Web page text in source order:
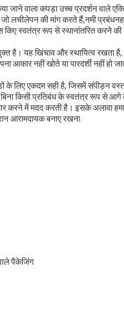
जाने वाला कपड़ा उच्च प्रदर्शन वाले
लचीलेपन की मांग करते हैं,नमी
स्वतंत्र रूप से स्थानांतरित करने की
है। यह खिंचाव और स्थायित्व
आकार नहीं खोते या पारदर्शी नहीं
के लिए एकदम सही है, जिसमें संपीड़न
किसी प्रतिबंध के स्वतंत्र रूप से
करने में मदद करती है। इसके अलावा
आरामदायक बनाए रखना.
पैकेजिंग